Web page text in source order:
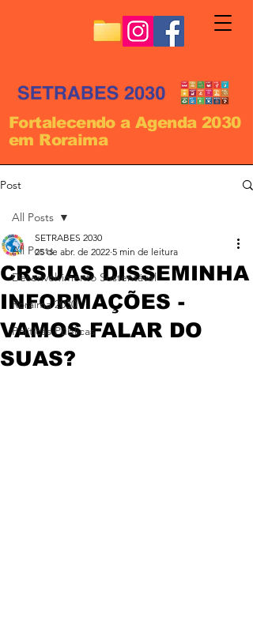
Fortalecendo a Agenda 2030
em Roraima
Post
All Posts
Desenvolvimento Sustentável
Roraima 2030
Políticas Públicas
All Posts
CRSUAS DISSEMINHA
INFORMAÇÕES -
VAMOS FALAR DO
SUAS?
SETRABES 2030
25 de abr. de 2022 5 min de leitura